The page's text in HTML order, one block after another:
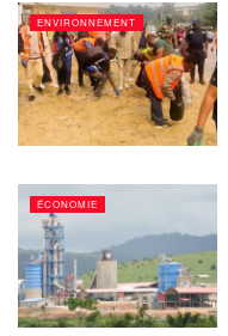
ENVIRONNEMENT
ÉCONOMIE